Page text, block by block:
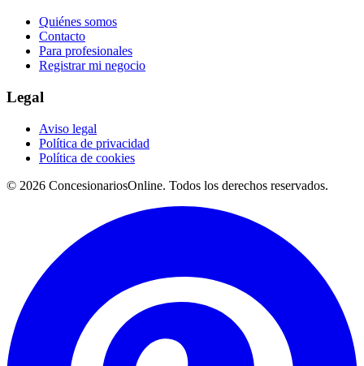
Quiénes somos
Contacto
Para profesionales
Registrar mi negocio
Legal
Aviso legal
Política de privacidad
Política de cookies
© 2026 ConcesionariosOnline. Todos los derechos reservados.